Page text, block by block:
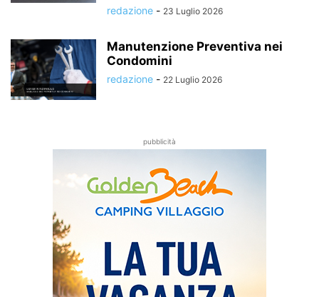
redazione - 23 Luglio 2026
Manutenzione Preventiva nei
Condomini
redazione - 22 Luglio 2026
pubblicità